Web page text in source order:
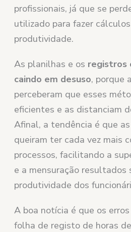
profissionais, já que se
utilizado para fazer
produtividade.
As planilhas e os registros
caindo em desuso, porque
perceberam que esses
eficientes e as distanciam
Afinal, a tendência é que
queiram ter cada vez mais
processos, facilitando a
e a mensuração resultados
produtividade dos
A boa notícia é que os
folha de registo de horas